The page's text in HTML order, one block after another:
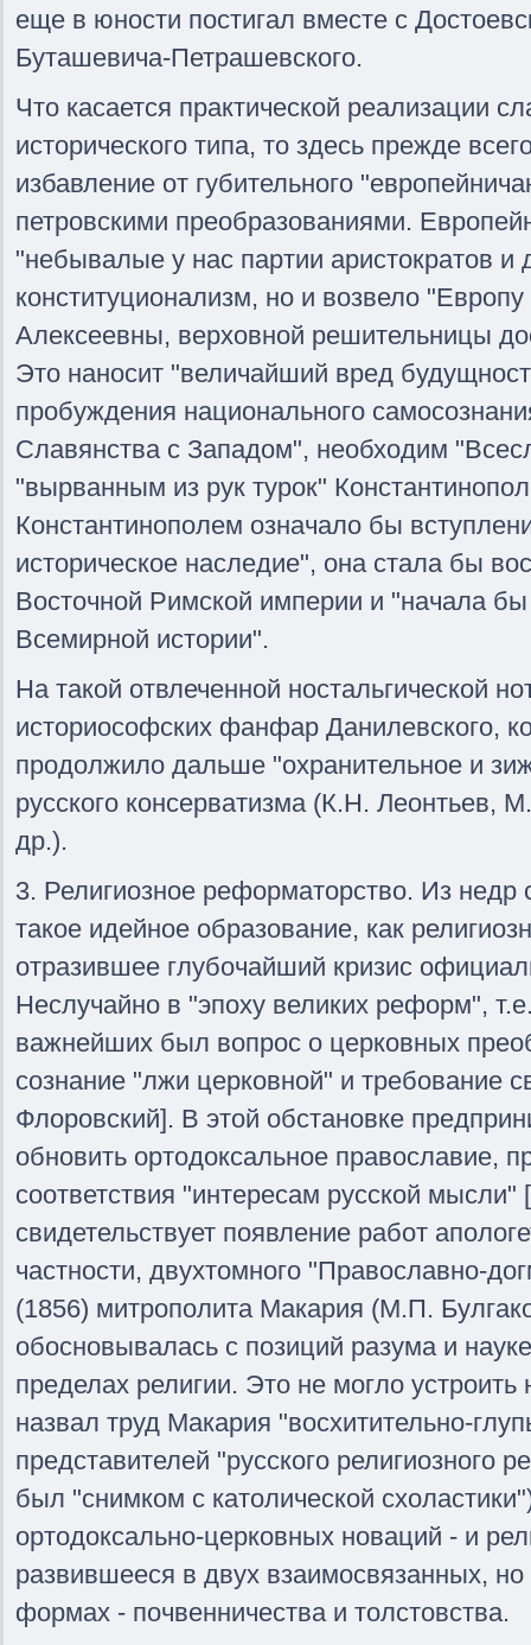
еще в юности постигал вместе с
Буташевича-Петрашевского.
Что касается практической реализации
исторического типа, то здесь прежде
избавление от губительного
петровскими преобразованиями.
"небывалые у нас партии аристократов и
конституционализм, но и возвело
Алексеевны, верховной решительницы
Это наносит "величайший вред
пробуждения национального
Славянства с Западом", необходим
"вырванным из рук турок"
Константинополем означало бы
историческое наследие", она стала бы
Восточной Римской империи и "начала
Всемирной истории".
На такой отвлеченной ностальгической
историософских фанфар Данилевского,
продолжило дальше "охранительное и
русского консерватизма (К.Н. Леонтьев,
др.).
3. Религиозное реформаторство. Из
такое идейное образование, как
отразившее глубочайший кризис
Неслучайно в "эпоху великих реформ",
важнейших был вопрос о церковных
сознание "лжи церковной" и требование
Флоровский]. В этой обстановке
обновить ортодоксальное православие,
соответствия "интересам русской
свидетельствует появление работ
частности, двухтомного "Православно-
(1856) митрополита Макария (М.П.
обосновывалась с позиций разума и
пределах религии. Это не могло
назвал труд Макария "восхитительно-
представителей "русского религиозного
был "снимком с католической
ортодоксально-церковных новаций - и
развившееся в двух взаимосвязанных,
формах - почвенничества и толстовства.